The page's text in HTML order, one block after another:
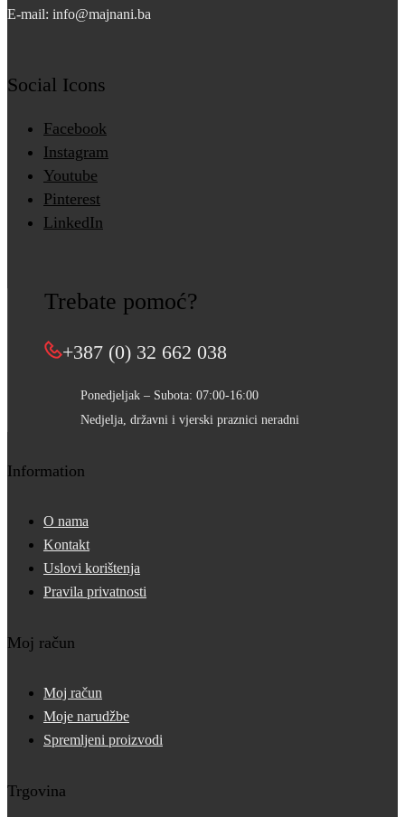
E-mail: info@majnani.ba
Social Icons
Facebook
Instagram
Youtube
Pinterest
LinkedIn
Trebate pomoć?
+387 (0) 32 662 038
Ponedjeljak – Subota: 07:00-16:00
Nedjelja, državni i vjerski praznici neradni
Information
O nama
Kontakt
Uslovi korištenja
Pravila privatnosti
Moj račun
Moj račun
Moje narudžbe
Spremljeni proizvodi
Trgovina